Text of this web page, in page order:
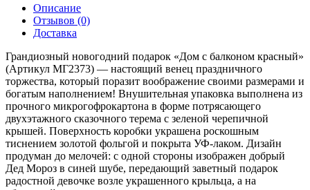
Описание
Отзывов (0)
Доставка
Грандиозный новогодний подарок «Дом с балконом красный»
(Артикул МГ2373) — настоящий венец праздничного
торжества, который поразит воображение своими размерами и
богатым наполнением! Внушительная упаковка выполнена из
прочного микрогофрокартона в форме потрясающего
двухэтажного сказочного терема с зеленой черепичной
крышей. Поверхность коробки украшена роскошным
тиснением золотой фольгой и покрыта УФ-лаком. Дизайн
продуман до мелочей: с одной стороны изображен добрый
Дед Мороз в синей шубе, передающий заветный подарок
радостной девочке возле украшенного крыльца, а на